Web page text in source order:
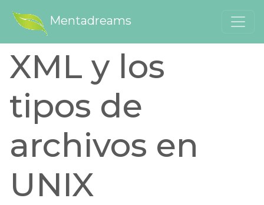
Mentadreams
XML y los
tipos de
archivos en
UNIX